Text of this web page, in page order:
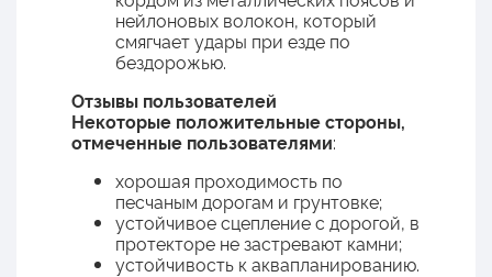
нейлоновых волокон, который
смягчает удары при езде по
бездорожью.
Отзывы пользователей
Некоторые положительные стороны,
отмеченные пользователями:
хорошая проходимость по
песчаным дорогам и грунтовке;
устойчивое сцепление с дорогой, в
протекторе не застревают камни;
устойчивость к аквапланированию.